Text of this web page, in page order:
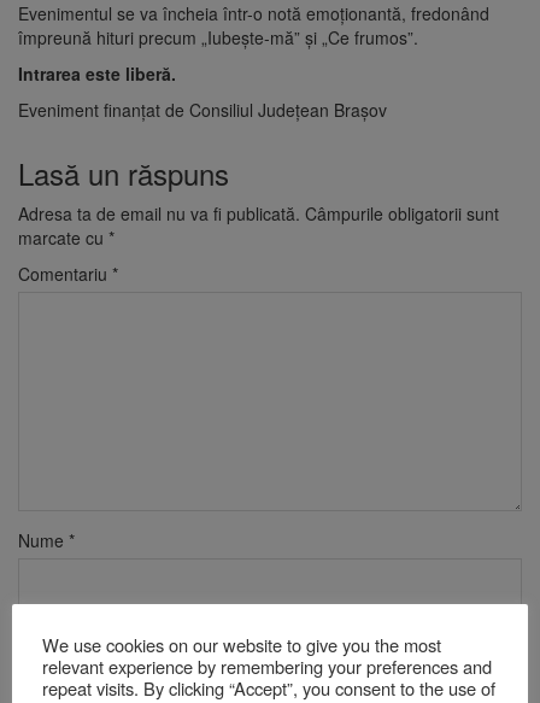
Evenimentul se va încheia într-o notă emoționantă, fredonând
împreună hituri precum „Iubește-mă” și „Ce frumos”.
Intrarea este liberă.
Eveniment finanțat de Consiliul Județean Brașov
Lasă un răspuns
Adresa ta de email nu va fi publicată. Câmpurile obligatorii sunt
marcate cu *
Comentariu *
Nume *
EmailWe use cookies on our website to give you the most
relevant experience by remembering your preferences and
repeat visits. By clicking “Accept”, you consent to the use of